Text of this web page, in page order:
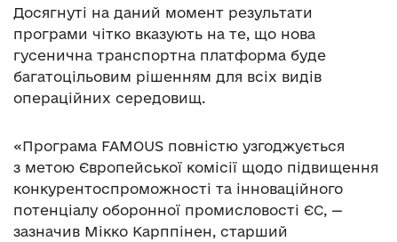
Досягнуті на даний момент результати
програми чітко вказують на те, що нова
гусенична транспортна платформа буде
багатоцільовим рішенням для всіх видів
операційних середовищ.
«Програма FAMOUS повністю узгоджується
з метою Європейської комісії щодо підвищення
конкурентоспроможності та інноваційного
потенціалу оборонної промисловості ЄС, —
зазначив Мікко Карппінен, старший